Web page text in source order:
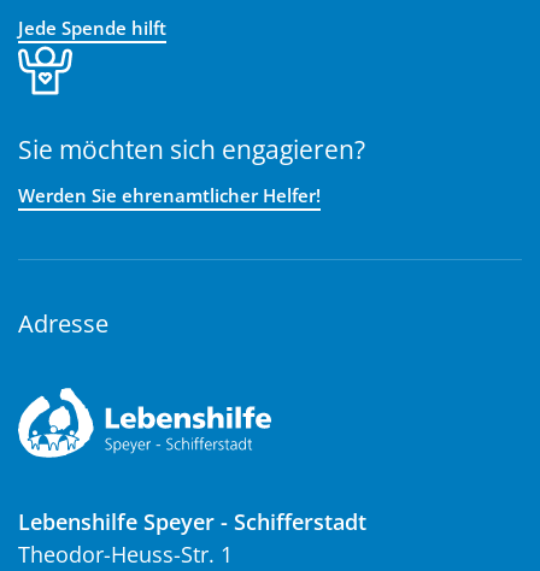
Jede Spende hilft
Sie möchten sich engagieren?
Werden Sie ehrenamtlicher Helfer!
Adresse
Lebenshilfe Speyer - Schifferstadt
Theodor-Heuss-Str. 1